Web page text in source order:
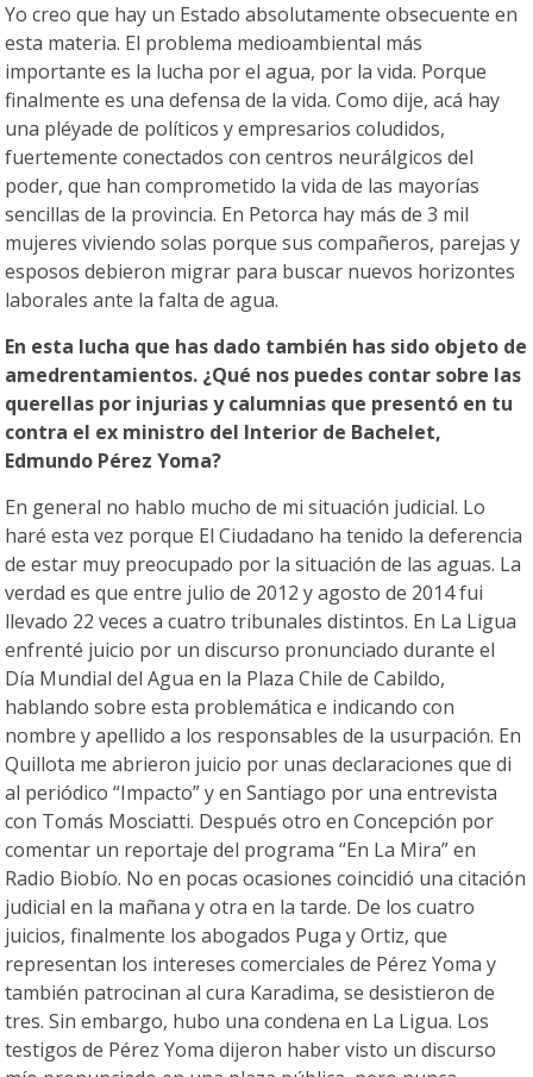
Yo creo que hay un Estado absolutamente obsecuente en
esta materia. El problema medioambiental más
importante es la lucha por el agua, por la vida. Porque
finalmente es una defensa de la vida. Como dije, acá hay
una pléyade de políticos y empresarios coludidos,
fuertemente conectados con centros neurálgicos del
poder, que han comprometido la vida de las mayorías
sencillas de la provincia. En Petorca hay más de 3 mil
mujeres viviendo solas porque sus compañeros, parejas y
esposos debieron migrar para buscar nuevos horizontes
laborales ante la falta de agua.
En esta lucha que has dado también has sido objeto de
amedrentamientos. ¿Qué nos puedes contar sobre las
querellas por injurias y calumnias que presentó en tu
contra el ex ministro del Interior de Bachelet,
Edmundo Pérez Yoma?
En general no hablo mucho de mi situación judicial. Lo
haré esta vez porque El Ciudadano ha tenido la deferencia
de estar muy preocupado por la situación de las aguas. La
verdad es que entre julio de 2012 y agosto de 2014 fui
llevado 22 veces a cuatro tribunales distintos. En La Ligua
enfrenté juicio por un discurso pronunciado durante el
Día Mundial del Agua en la Plaza Chile de Cabildo,
hablando sobre esta problemática e indicando con
nombre y apellido a los responsables de la usurpación. En
Quillota me abrieron juicio por unas declaraciones que di
al periódico “Impacto” y en Santiago por una entrevista
con Tomás Mosciatti. Después otro en Concepción por
comentar un reportaje del programa “En La Mira” en
Radio Biobío. No en pocas ocasiones coincidió una citación
judicial en la mañana y otra en la tarde. De los cuatro
juicios, finalmente los abogados Puga y Ortiz, que
representan los intereses comerciales de Pérez Yoma y
también patrocinan al cura Karadima, se desistieron de
tres. Sin embargo, hubo una condena en La Ligua. Los
testigos de Pérez Yoma dijeron haber visto un discurso